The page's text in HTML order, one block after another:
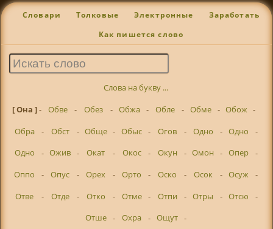
Словари Толковые Электронные Заработать
Как пишется слово
Слова на букву ...
[ Она ]- Обве - Обез - Обжа - Обле - Обме - Обож -
Обра
- Обст - Обще - Обыс - Огов - Одно - Одно
-
Одно
- Ожив - Окат - Окос - Окун - Омон - Опер
-
Оппо
- Опус - Орех - Орто - Оско - Осок - Осуж
-
Отве
- Отде - Отко - Отме - Отпи - Отры - Отсю
-
Отше - Охра - Ощут -